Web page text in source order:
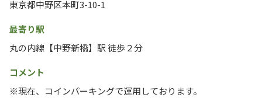
東京都中野区本町3-10-1
最寄り駅
丸の内線【中野新橋】駅 徒歩２分
コメント
※現在、コインパーキングで運用しております。